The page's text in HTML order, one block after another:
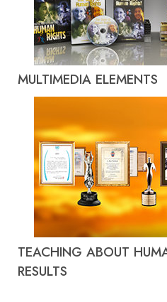
MULTIMEDIA ELEMENTS
TEACHING ABOUT
RESULTS